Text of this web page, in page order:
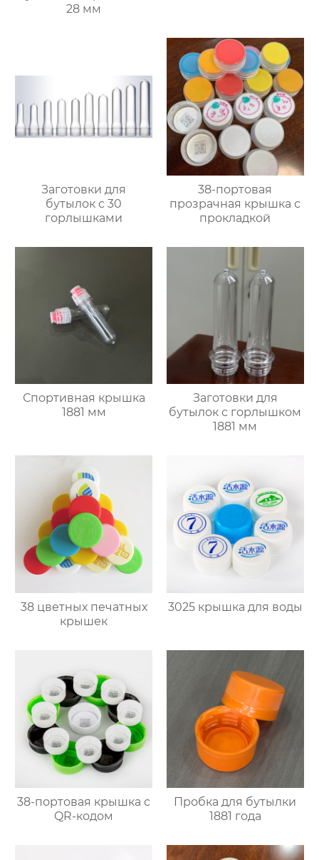
28 мм
Заготовки для
бутылок с 30
горлышками
38-портовая
прозрачная крышка с
прокладкой
Спортивная крышка
1881 мм
Заготовки для
бутылок с горлышком
1881 мм
38 цветных печатных
крышек
3025 крышка для воды
38-портовая крышка с
QR-кодом
Пробка для бутылки
1881 года